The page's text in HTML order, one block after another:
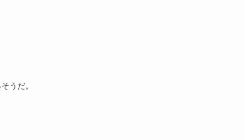
うだ。